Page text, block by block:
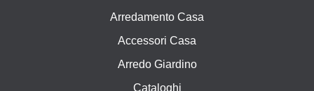
Arredamento Casa
Accessori Casa
Arredo Giardino
Cataloghi